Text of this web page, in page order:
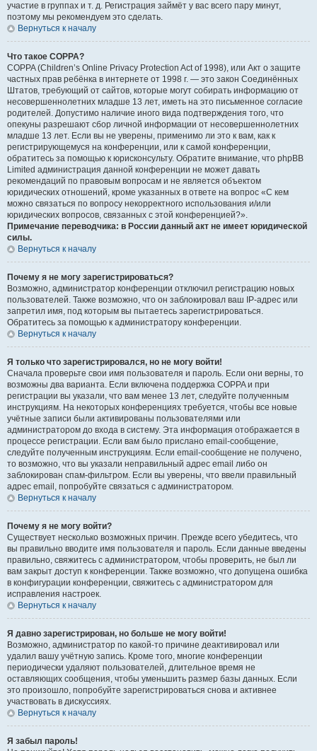
участие в группах и т. д. Регистрация займёт у вас всего пару минут,
поэтому мы рекомендуем это сделать.
Вернуться к началу
Что такое COPPA?
COPPA (Children’s Online Privacy Protection Act of 1998), или Акт о защите
частных прав ребёнка в интернете от 1998 г. — это закон Соединённых
Штатов, требующий от сайтов, которые могут собирать информацию от
несовершеннолетних младше 13 лет, иметь на это письменное согласие
родителей. Допустимо наличие иного вида подтверждения того, что
опекуны разрешают сбор личной информации от несовершеннолетних
младше 13 лет. Если вы не уверены, применимо ли это к вам, как к
регистрирующемуся на конференции, или к самой конференции,
обратитесь за помощью к юрисконсульту. Обратите внимание, что phpBB
Limited администрация данной конференции не может давать
рекомендаций по правовым вопросам и не является объектом
юридических отношений, кроме указанных в ответе на вопрос «С кем
можно связаться по вопросу некорректного использования и/или
юридических вопросов, связанных с этой конференцией?».
Примечание переводчика: в России данный акт не имеет юридической
силы.
Вернуться к началу
Почему я не могу зарегистрироваться?
Возможно, администратор конференции отключил регистрацию новых
пользователей. Также возможно, что он заблокировал ваш IP-адрес или
запретил имя, под которым вы пытаетесь зарегистрироваться.
Обратитесь за помощью к администратору конференции.
Вернуться к началу
Я только что зарегистрировался, но не могу войти!
Сначала проверьте свои имя пользователя и пароль. Если они верны, то
возможны два варианта. Если включена поддержка COPPA и при
регистрации вы указали, что вам менее 13 лет, следуйте полученным
инструкциям. На некоторых конференциях требуется, чтобы все новые
учётные записи были активированы пользователями или
администратором до входа в систему. Эта информация отображается в
процессе регистрации. Если вам было прислано email-сообщение,
следуйте полученным инструкциям. Если email-сообщение не получено,
то возможно, что вы указали неправильный адрес email либо он
заблокирован спам-фильтром. Если вы уверены, что ввели правильный
адрес email, попробуйте связаться с администратором.
Вернуться к началу
Почему я не могу войти?
Существует несколько возможных причин. Прежде всего убедитесь, что
вы правильно вводите имя пользователя и пароль. Если данные введены
правильно, свяжитесь с администратором, чтобы проверить, не был ли
вам закрыт доступ к конференции. Также возможно, что допущена ошибка
в конфигурации конференции, свяжитесь с администратором для
исправления настроек.
Вернуться к началу
Я давно зарегистрирован, но больше не могу войти!
Возможно, администратор по какой-то причине деактивировал или
удалил вашу учётную запись. Кроме того, многие конференции
периодически удаляют пользователей, длительное время не
оставляющих сообщения, чтобы уменьшить размер базы данных. Если
это произошло, попробуйте зарегистрироваться снова и активнее
участвовать в дискуссиях.
Вернуться к началу
Я забыл пароль!